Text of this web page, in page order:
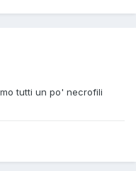
tutti un po' necrofili